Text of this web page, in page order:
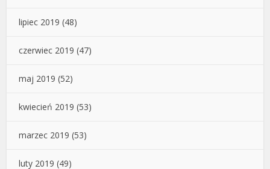
lipiec 2019 (48)
czerwiec 2019 (47)
maj 2019 (52)
kwiecień 2019 (53)
marzec 2019 (53)
luty 2019 (49)